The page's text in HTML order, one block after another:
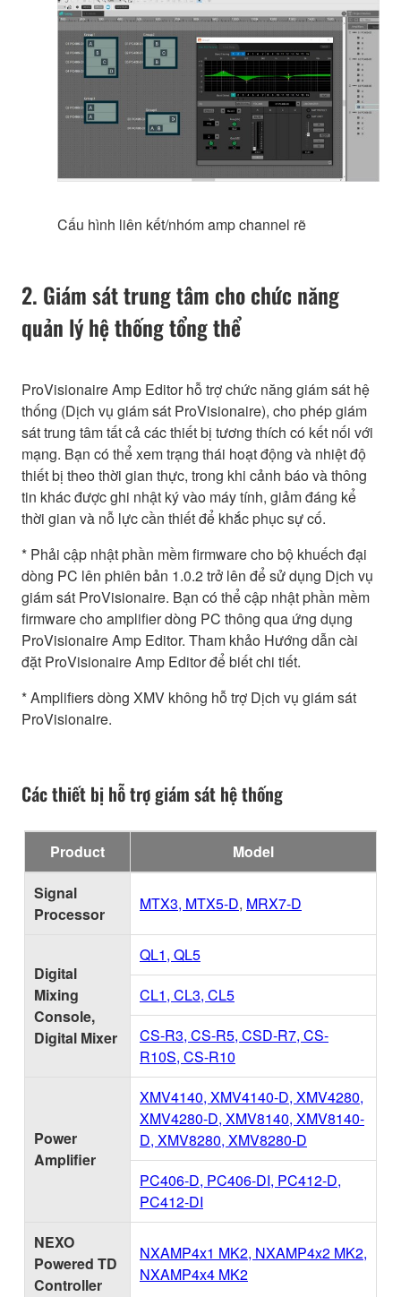
Cấu hình liên kết/nhóm amp channel rẽ
2. Giám sát trung tâm cho chức năng
quản lý hệ thống tổng thể
ProVisionaire Amp Editor hỗ trợ chức năng giám sát hệ
thống (Dịch vụ giám sát ProVisionaire), cho phép giám
sát trung tâm tất cả các thiết bị tương thích có kết nối với
mạng. Bạn có thể xem trạng thái hoạt động và nhiệt độ
thiết bị theo thời gian thực, trong khi cảnh báo và thông
tin khác được ghi nhật ký vào máy tính, giảm đáng kể
thời gian và nỗ lực cần thiết để khắc phục sự cố.
* Phải cập nhật phần mềm firmware cho bộ khuếch đại
dòng PC lên phiên bản 1.0.2 trở lên để sử dụng Dịch vụ
giám sát ProVisionaire. Bạn có thể cập nhật phần mềm
firmware cho amplifier dòng PC thông qua ứng dụng
ProVisionaire Amp Editor. Tham khảo Hướng dẫn cài
đặt ProVisionaire Amp Editor để biết chi tiết.
* Amplifiers dòng XMV không hỗ trợ Dịch vụ giám sát
ProVisionaire.
Các thiết bị hỗ trợ giám sát hệ thống
Product
Model
Signal
Processor
MTX3, MTX5-D, MRX7-D
Digital
Mixing
Console,
Digital Mixer
QL1, QL5
CL1, CL3, CL5
CS-R3, CS-R5, CSD-R7, CS-
R10S, CS-R10
Power
Amplifier
XMV4140, XMV4140-D, XMV4280,
XMV4280-D, XMV8140, XMV8140-
D, XMV8280, XMV8280-D
PC406-D, PC406-DI, PC412-D,
PC412-DI
NEXO
Powered TD
Controller
NXAMP4x1 MK2, NXAMP4x2 MK2,
NXAMP4x4 MK2